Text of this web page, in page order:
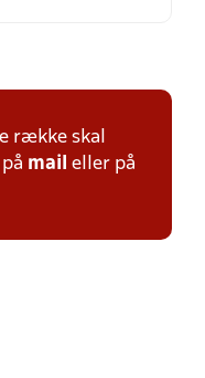
række skal
mail eller på